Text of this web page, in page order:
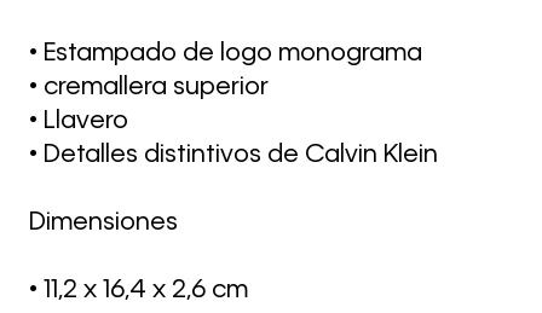
• Estampado de logo monograma
• cremallera superior
• Llavero
• Detalles distintivos de Calvin Klein
Dimensiones
• 11,2 x 16,4 x 2,6 cm